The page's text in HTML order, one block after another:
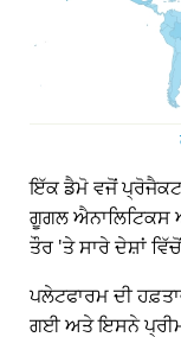
ਇੱਕ ਡੈਮੋ ਵਜੋਂ ਪ੍ਰੋਜੈਕਟ
ਗੂਗਲ ਐਨਾਲਿਟਿਕਸ
ਤੌਰ 'ਤੇ ਸਾਰੇ ਦੇਸ਼ਾਂ
ਪਲੇਟਫਾਰਮ ਦੀ
ਗਈ ਅਤੇ ਇਸਨੇ